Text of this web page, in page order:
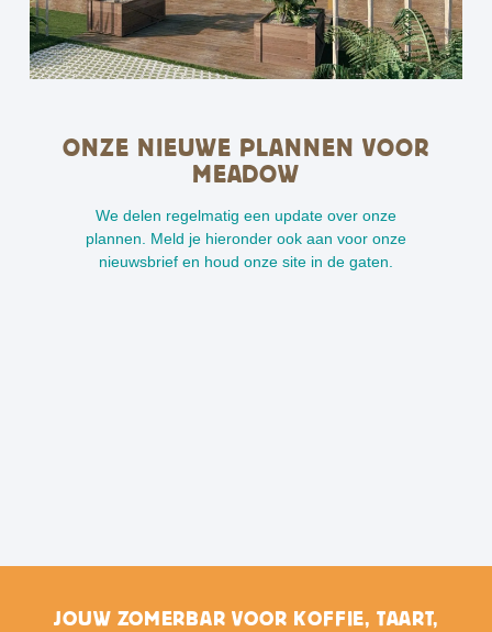
ONZE NIEUWE PLANNEN VOOR
MEADOW
We delen regelmatig een update over onze
plannen. Meld je hieronder ook aan voor onze
nieuwsbrief en houd onze site in de gaten.
JOUW ZOMERBAR VOOR KOFFIE, TAART,